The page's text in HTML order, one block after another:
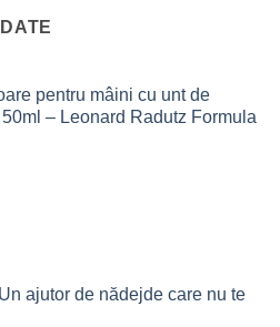
pentru mâini cu unt de
– Leonard Radutz Formula
ajutor de nădejde care nu te